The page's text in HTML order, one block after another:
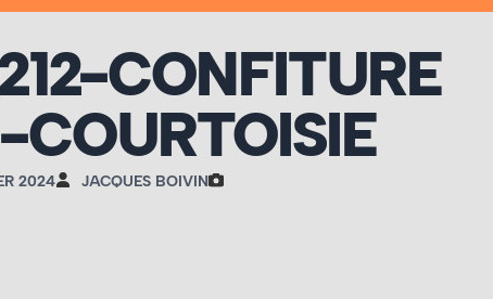
CONFITURE
2024 JACQUES BOIVIN